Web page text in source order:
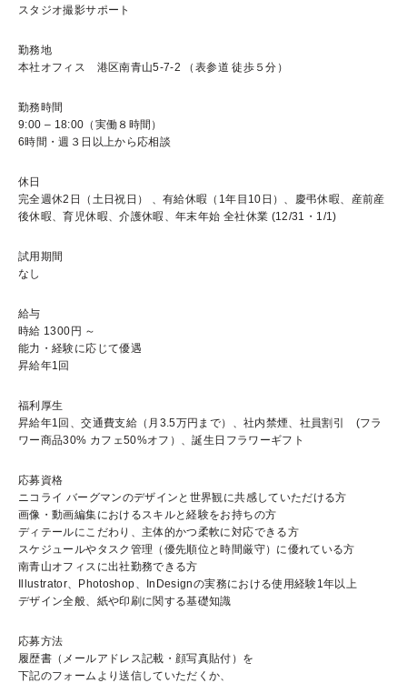
スタジオ撮影サポート
勤務地
本社オフィス 港区南青山5-7-2 （表参道 徒歩５分）
勤務時間
9:00 – 18:00（実働８時間）
6時間・週３日以上から応相談
休日
完全週休2日（土日祝日） 、有給休暇（1年目10日）、慶弔休暇、産前産
後休暇、育児休暇、介護休暇、年末年始 全社休業 (12/31・1/1)
試用期間
なし
給与
時給 1300円 ～
能力・経験に応じて優遇
昇給年1回
福利厚生
昇給年1回、交通費⽀給（⽉3.5万円まで）、社内禁煙、社員割引 (フラ
ワー商品30% カフェ50%オフ）、誕生日フラワーギフト
応募資格
ニコライ バーグマンのデザインと世界観に共感していただける方
画像・動画編集におけるスキルと経験をお持ちの方
ディテールにこだわり、主体的かつ柔軟に対応できる方
スケジュールやタスク管理（優先順位と時間厳守）に優れている方
南青山オフィスに出社勤務できる方
Illustrator、Photoshop、InDesignの実務における使用経験1年以上
デザイン全般、紙や印刷に関する基礎知識
応募方法
履歴書（メールアドレス記載・顔写真貼付）を
下記のフォームより送信していただくか、